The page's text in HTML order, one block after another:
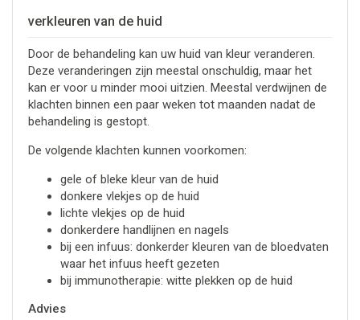
verkleuren van de huid
Door de behandeling kan uw huid van kleur veranderen.
Deze veranderingen zijn meestal onschuldig, maar het
kan er voor u minder mooi uitzien. Meestal verdwijnen de
klachten binnen een paar weken tot maanden nadat de
behandeling is gestopt.
De volgende klachten kunnen voorkomen:
gele of bleke kleur van de huid
donkere vlekjes op de huid
lichte vlekjes op de huid
donkerdere handlijnen en nagels
bij een infuus: donkerder kleuren van de bloedvaten
waar het infuus heeft gezeten
bij immunotherapie: witte plekken op de huid
Advies